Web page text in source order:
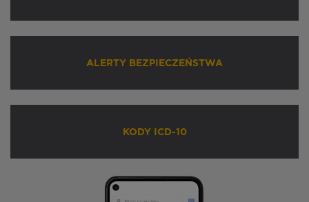
ALERTY BEZPIECZEŃSTWA
KODY ICD-10